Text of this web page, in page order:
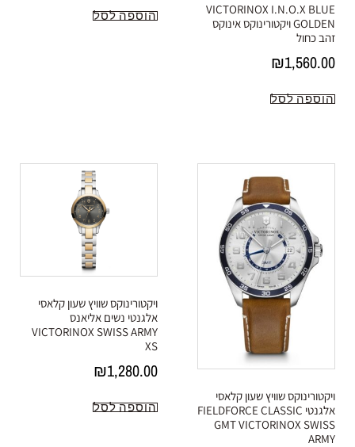
VICTORINOX I.N.O.X BLUE
GOLDEN ויקטורינוקס אינוקס
זהב כחול
₪1,560.00
הוספה לסל
הוספה לסל
ויקטורינוקס שוויץ שעון קלאסי
אלגנטי FIELDFORCE CLASSIC
GMT VICTORINOX SWISS
ARMY
ויקטורינוקס שוויץ שעון קלאסי
אלגנטי נשים אליאנס
VICTORINOX SWISS ARMY
XS
₪1,280.00
הוספה לסל